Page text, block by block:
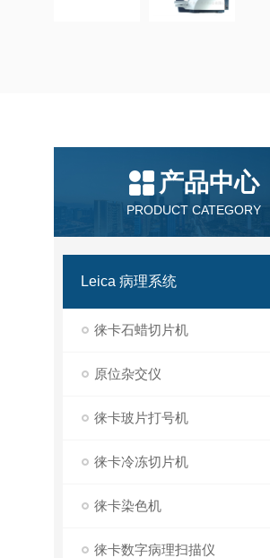
产品中心
PRODUCT CATEGORY
Leica 病理系统
徕卡石蜡切片机
原位杂交仪
徕卡玻片打号机
徕卡冷冻切片机
徕卡染色机
徕卡数字病理扫描仪